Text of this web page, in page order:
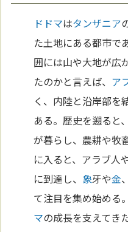
ドドマはタンザニア
た土地にある都市で
囲には山や大地が広
たのかと言えば、 ア
く、内陸と沿岸部を
ある。歴史を遡ると
が暮らし、農耕や牧
に入ると、アラブ人
に到達し、 象牙や金、
て注目を集め始める
マの成長を支えてきた